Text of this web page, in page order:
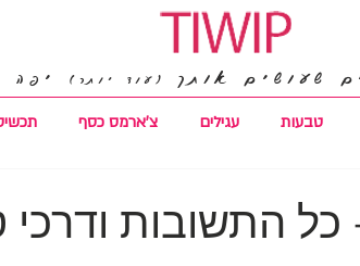
שעושים אותך (עוד יותר) יפה
טבעות עגילים צ'ארמס כסף
כל התשובות ודרכי